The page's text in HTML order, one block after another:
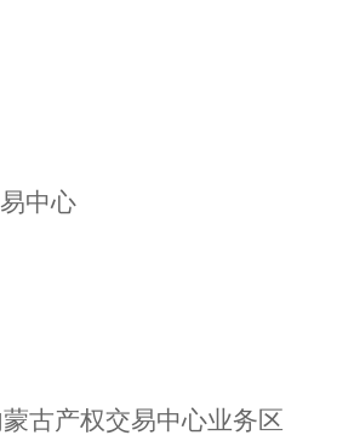
中心
古产权交易中心业务区